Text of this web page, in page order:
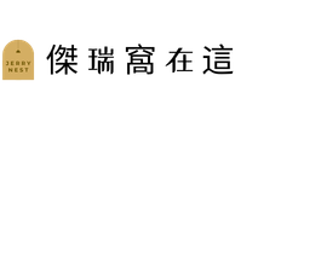
至
主